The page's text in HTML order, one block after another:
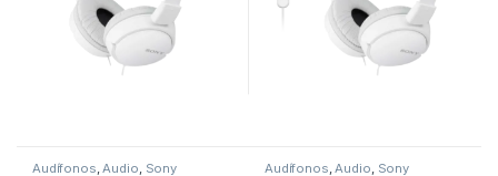
Audífonos Audio Sony Audífonos Audio Sony